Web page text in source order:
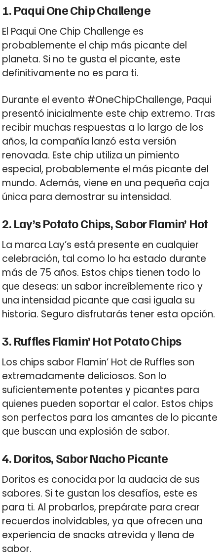
1. Paqui One Chip Challenge
El Paqui One Chip Challenge es
probablemente el chip más picante del
planeta. Si no te gusta el picante, este
definitivamente no es para ti.
Durante el evento #OneChipChallenge, Paqui
presentó inicialmente este chip extremo. Tras
recibir muchas respuestas a lo largo de los
años, la compañía lanzó esta versión
renovada. Este chip utiliza un pimiento
especial, probablemente el más picante del
mundo. Además, viene en una pequeña caja
única para demostrar su intensidad.
2. Lay’s Potato Chips, Sabor Flamin’ Hot
La marca Lay’s está presente en cualquier
celebración, tal como lo ha estado durante
más de 75 años. Estos chips tienen todo lo
que deseas: un sabor increíblemente rico y
una intensidad picante que casi iguala su
historia. Seguro disfrutarás tener esta opción.
3. Ruffles Flamin’ Hot Potato Chips
Los chips sabor Flamin’ Hot de Ruffles son
extremadamente deliciosos. Son lo
suficientemente potentes y picantes para
quienes pueden soportar el calor. Estos chips
son perfectos para los amantes de lo picante
que buscan una explosión de sabor.
4. Doritos, Sabor Nacho Picante
Doritos es conocida por la audacia de sus
sabores. Si te gustan los desafíos, este es
para ti. Al probarlos, prepárate para crear
recuerdos inolvidables, ya que ofrecen una
experiencia de snacks atrevida y llena de
sabor.